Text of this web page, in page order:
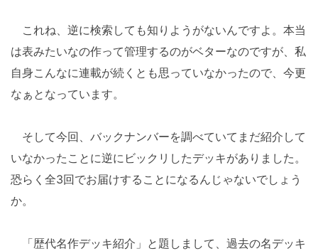
これね、逆に検索しても知りようがないんですよ。本当
は表みたいなの作って管理するのがベターなのですが、私
自身こんなに連載が続くとも思っていなかったので、今更
なぁとなっています。
そして今回、バックナンバーを調べていてまだ紹介して
いなかったことに逆にビックリしたデッキがありました。
恐らく全3回でお届けすることになるんじゃないでしょう
か。
「歴代名作デッキ紹介」と題しまして、過去の名デッキ